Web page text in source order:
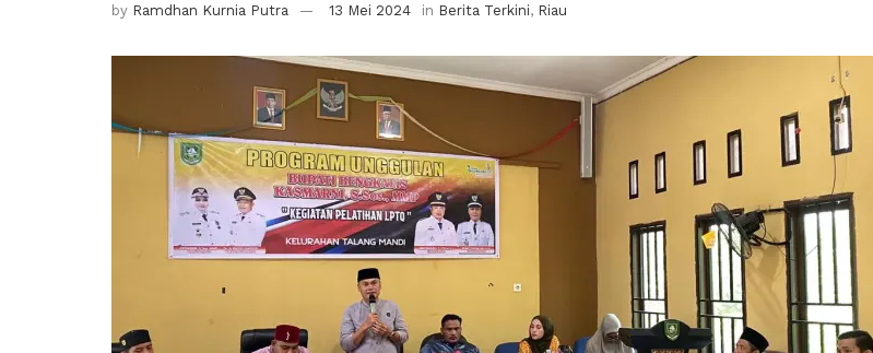
by Ramdhan Kurnia Putra 13 Mei 2024 in Berita Terkini, Riau